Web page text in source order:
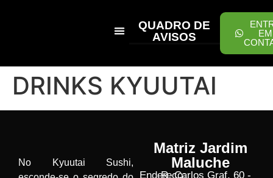
QUADRO DE
AVISOS
EM
DRINKS KYUUTAI
No Kyuutai Sushi,
Matriz Jardim
Maluche
Endereço:
R. Carlos Graf, 60 -